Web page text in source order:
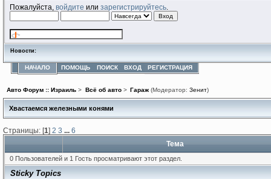
Пожалуйста,войдите илизарегистрируйтесь
Новости:
НАЧАЛО ПОМОЩЬ ПОИСК ВХОД РЕГИСТРАЦИЯ
Авто Форум :: Израиль > Всё об авто> Гараж(Модератор: Зенит)
Хвастаемся железными конями
Страницы: [1] 2 3 ... 6
Тема
0 Пользователей и 1 Гость просматривают этот раздел.
Sticky Topics